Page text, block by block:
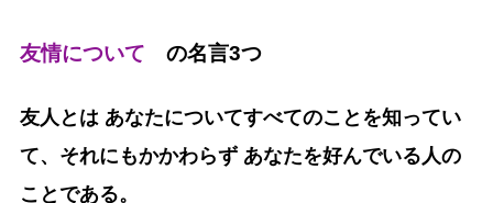
友情について の名言3つ
友人とは あなたについてすべてのことを知ってい
て、それにもかかわらず あなたを好んでいる人の
ことである。